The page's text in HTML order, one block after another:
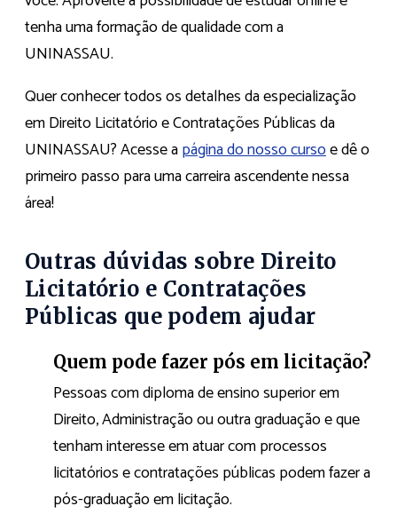
tenha uma formação de qualidade com a
UNINASSAU.
Quer conhecer todos os detalhes da especialização
em Direito Licitatório e Contratações Públicas da
UNINASSAU? Acesse apágina do nosso cursoe dê o
primeiro passo para uma carreira ascendente nessa
área!
Outras dúvidas sobre Direito
Licitatório e Contratações
Públicas que podem ajudar
Quem pode fazer pós em licitação?
Pessoas com diploma de ensino superior em
Direito, Administração ou outra graduação e que
tenham interesse em atuar com processos
licitatórios e contratações públicas podem fazer a
pós-graduação em licitação.